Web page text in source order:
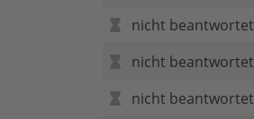
nicht beantwortet
nicht beantwortet
nicht beantwortet